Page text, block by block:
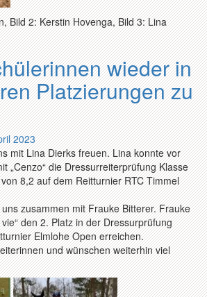
Bild 2: Kerstin Hovenga, Bild 3: Lina
wieder in
Platzierungen zu
2023
mit Lina Dierks freuen. Lina konnte vor
„Cenzo“ die Dressurreiterprüfung Klasse
8,2 auf dem Reitturnier RTC Timmel
zusammen mit Frauke Bitterer. Frauke
den 2. Platz in der Dressurprüfung
Elmlohe Open erreichen.
und wünschen weiterhin viel